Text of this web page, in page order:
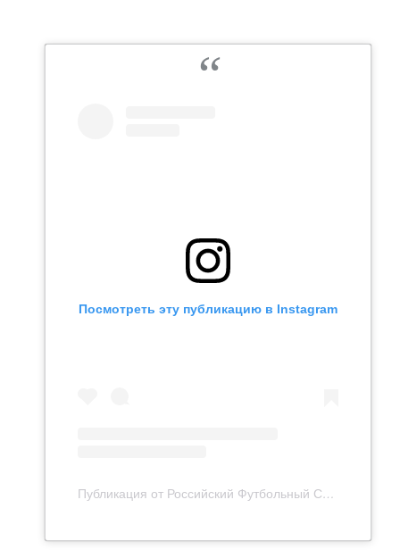
УСЛУГИ
МЕДИА
ВЫЕЗДНАЯ РЕДАКЦИЯ
НОВОСТИ СПОРТА
ОБЩЕСТВО
Посмотреть эту публикацию в Instagram
Публикация от Российский Футбольный Союз (@rfsruofficial)